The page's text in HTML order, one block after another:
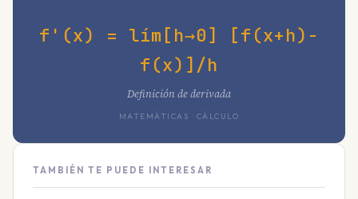
f'(x) = lím[h→0] [f(x+h)-
f(x)]/h
Definición de derivada
MATEMÁTICAS · CÁLCULO
TAMBIÉN TE PUEDE INTERESAR